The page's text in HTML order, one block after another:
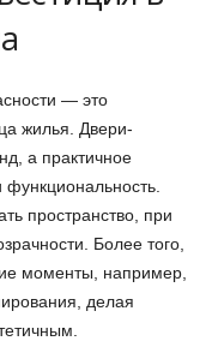
— это
жилья. Двери-
а практичное
пространство, при
Более того,
моменты, например,
делая